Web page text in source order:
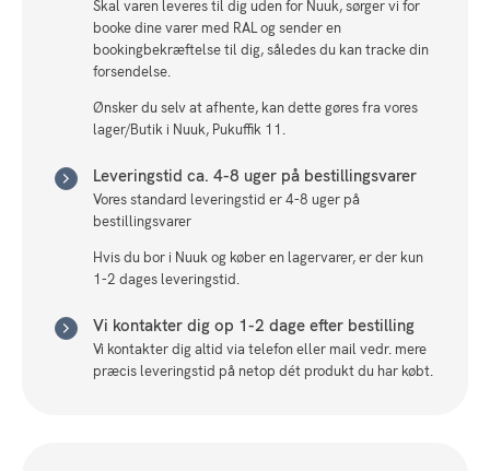
Skal varen leveres til dig uden for Nuuk, sørger vi for
booke dine varer med RAL og sender en
bookingbekræftelse til dig, således du kan tracke din
forsendelse.
Ønsker du selv at afhente, kan dette gøres fra vores
lager/Butik i Nuuk, Pukuffik 11.
Leveringstid ca. 4-8 uger på bestillingsvarer
Vores standard leveringstid er 4-8 uger på
bestillingsvarer
Hvis du bor i Nuuk og køber en lagervarer, er der kun
1-2 dages leveringstid.
Vi kontakter dig op 1-2 dage efter bestilling
Vi kontakter dig altid via telefon eller mail vedr. mere
præcis leveringstid på netop dét produkt du har købt.